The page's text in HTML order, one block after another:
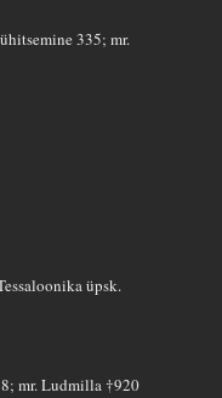
335; mr.
üpsk.
mr. Ludmilla †920